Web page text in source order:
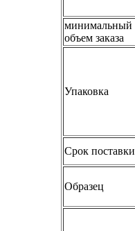
минимальный
объем заказа
Упаковка
Срок поставки
Образец